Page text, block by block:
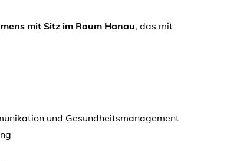
mit Sitz im Raum Hanau, das mit
und Gesundheitsmanagement